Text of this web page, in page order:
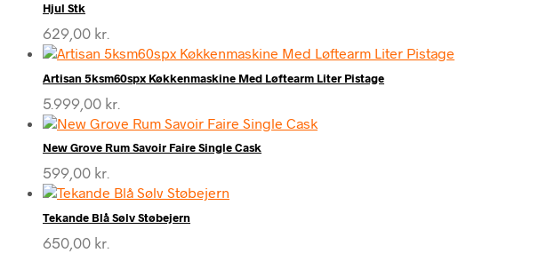
Hjul Stk
629,00 kr.
Artisan 5ksm60spx Køkkenmaskine Med Løftearm Liter Pistage
5.999,00 kr.
New Grove Rum Savoir Faire Single Cask
599,00 kr.
Tekande Blå Sølv Støbejern
650,00 kr.